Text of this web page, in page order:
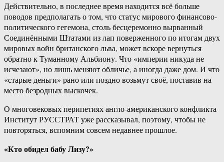
Действительно, в последнее время находится всё больше
поводов предполагать о том, что статус мирового финансово-
политического гегемона, столь бесцеремонно вырванный
Соединёнными Штатами из лап поверженного по итогам двух
мировых войн британского льва, может вскоре вернуться
обратно к Туманному Альбиону. Что «империи никуда не
исчезают», но лишь меняют обличье, а иногда даже дом. И что
«старые деньги» рано или поздно возьмут своё, поставив на
место безродных выскочек.
О многовековых перипетиях англо-американского конфликта
Институт РУССТРАТ уже рассказывал, поэтому, чтобы не
повторяться, вспомним совсем недавнее прошлое.
«Кто обидел бабу Лизу?»